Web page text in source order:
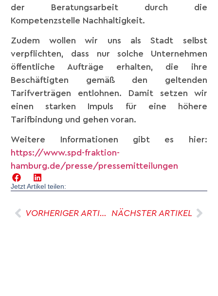
der Beratungsarbeit durch die
Kompetenzstelle Nachhaltigkeit.
Zudem wollen wir uns als Stadt selbst
verpflichten, dass nur solche Unternehmen
öffentliche Aufträge erhalten, die ihre
Beschäftigten gemäß den geltenden
Tarifverträgen entlohnen. Damit setzen wir
einen starken Impuls für eine höhere
Tarifbindung und gehen voran.
Weitere Informationen gibt es hier:
https://www.spd-fraktion-
hamburg.de/presse/pressemitteilungen
Jetzt Artikel teilen:
VORHERIGER ARTIKEL NÄCHSTER ARTIKEL